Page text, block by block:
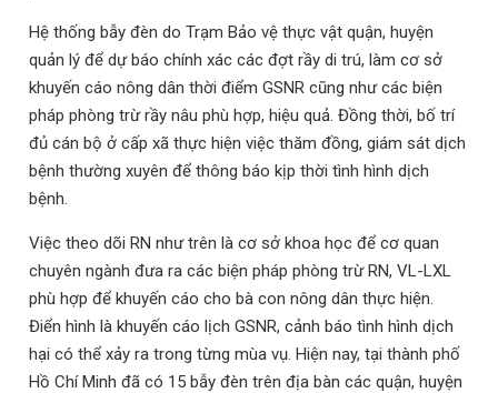
Hệ thống bẫy đèn do Trạm Bảo vệ thực vật quận, huyện
quản lý để dự báo chính xác các đợt rầy di trú, làm cơ sở
khuyến cáo nông dân thời điểm GSNR cũng như các biện
pháp phòng trừ rầy nâu phù hợp, hiệu quả. Đồng thời, bố trí
đủ cán bộ ở cấp xã thực hiện việc thăm đồng, giám sát dịch
bệnh thường xuyên để thông báo kịp thời tình hình dịch
bệnh.
Việc theo dõi RN như trên là cơ sở khoa học để cơ quan
chuyên ngành đưa ra các biện pháp phòng trừ RN, VL-LXL
phù hợp để khuyến cáo cho bà con nông dân thực hiện.
Điển hình là khuyến cáo lịch GSNR, cảnh báo tình hình dịch
hại có thể xảy ra trong từng mùa vụ. Hiện nay, tại thành phố
Hồ Chí Minh đã có 15 bẫy đèn trên địa bàn các quận, huyện